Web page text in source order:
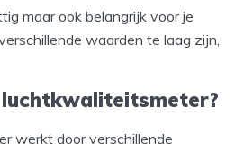
maar ook belangrijk voor je
waarden te laag zijn,
werkt door verschillende